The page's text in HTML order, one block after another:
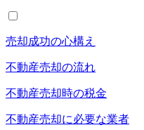
売却成功の心構え
不動産売却の流れ
不動産売却時の税金
不動産売却に必要な業者